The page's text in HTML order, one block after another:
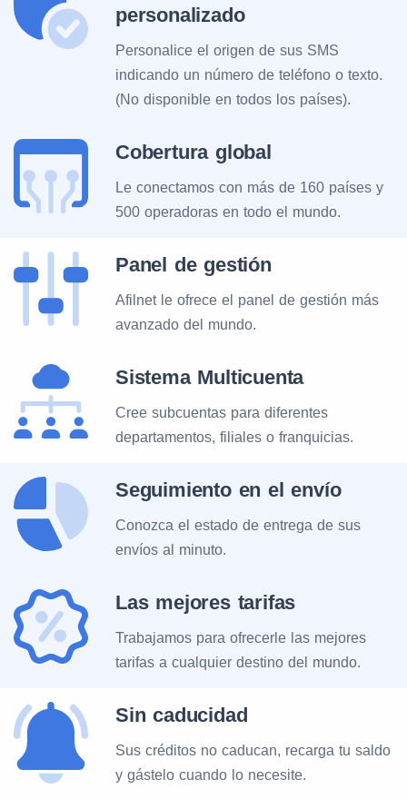
Siberian Cellular
Communications (Tele2)
250 20
New Telephone Company
Kemerovskaya Mobile
Communication (Tele2)
250
Novgorod Communications
(Tele2)
250
Uralsvyazinform
Telecom-Evrazia (Tele2) 250
AKOS (Rostelecom) 250
Rostov Cellular Com. (Tele2) 250
Penza - GSM (SMARTS) 250
Kurskaya Cellular
250 20
Sankt Petersburg Telecom
250 20
personalizado
Personalice el origen de sus SMS
indicando un número de teléfono o texto.
(No disponible en todos los países).
Cobertura global
Le conectamos con más de 160 países y
500 operadoras en todo el mundo.
Panel de gestión
Afilnet le ofrece el panel de gestión más
avanzado del mundo.
Sistema Multicuenta
Cree subcuentas para diferentes
departamentos, filiales o franquicias.
Seguimiento en el envío
Conozca el estado de entrega de sus
envíos al minuto.
Las mejores tarifas
Trabajamos para ofrecerle las mejores
tarifas a cualquier destino del mundo.
Sin caducidad
Sus créditos no caducan, recarga tu saldo
y gástelo cuando lo necesite.